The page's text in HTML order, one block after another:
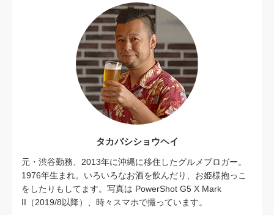
タカバシショウヘイ
元・渋谷勤務、2013年に沖縄に移住したグルメブロガー。
1976年生まれ。いろいろなお酒を飲んだり、お姫様抱っこ
をしたりもしてます。写真は PowerShot G5 X Mark
II（2019/8以降）、時々スマホで撮っています。